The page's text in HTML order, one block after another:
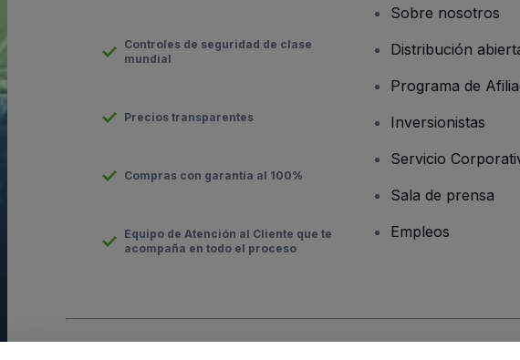
Controles de seguridad de clase
mundial
Precios transparentes
Compras con garantía al 100%
Equipo de Atención al Cliente que te
acompaña en todo el proceso
Sobre nosotros
Distribución
Programa de
Inversionistas
Servicio
Sala de prensa
Empleos